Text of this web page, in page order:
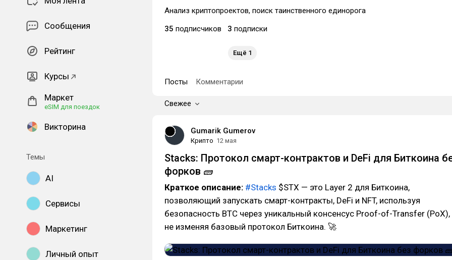
Сообщения
Рейтинг
Курсы
Маркет
eSIM для поездок
Викторина
Темы
AI
Сервисы
Маркетинг
Личный опыт
Анализ криптопроектов, поиск таинственного единорога
35 подписчиков 3 подписки
Ещё 1
Посты Комментарии
Свежее
Gumarik Gumerov
Крипто 12 мая
Stacks: Протокол смарт-контрактов и DeFi для Биткоина
форков 🧱
Краткое описание: #Stacks $STX — это Layer 2 для Биткоина,
позволяющий запускать смарт-контракты, DeFi и NFT, используя
безопасность BTC через уникальный консенсус Proof-of-Transfer (PoX),
не изменяя базовый протокол Биткоина. 🚀